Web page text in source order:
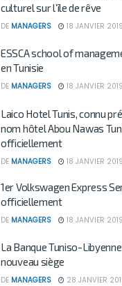
culturel sur l’île de rêve
DE MANAGERS 18 JANVIER 2019
ESSCA school of
en Tunisie
DE MANAGERS 18 JANVIER 2019
Laico Hotel Tunis, connu
nom hôtel Abou Nawas
officiellement
DE MANAGERS 18 JANVIER 2019
1er Volkswagen Express
officiellement
DE MANAGERS 18 JANVIER 2019
La Banque Tuniso-
nouveau siège
DE MANAGERS 28 JANVIER